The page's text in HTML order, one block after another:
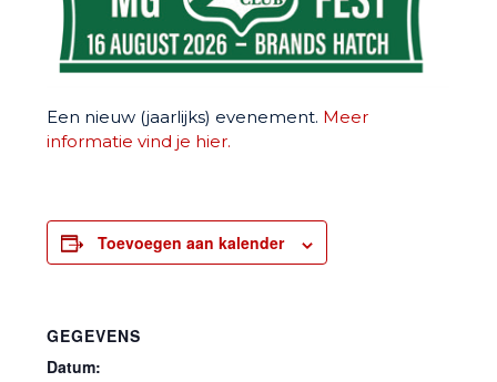
Een nieuw (jaarlijks) evenement. Meer
informatie vind je hier.
Toevoegen aan kalender
GEGEVENS
Datum: